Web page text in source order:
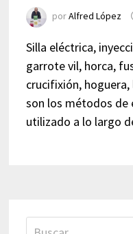
porAlfred López
Silla eléctrica,
garrote vil, horca,
crucifixión,
son los métodos de
utilizado a lo largo
Buscar: